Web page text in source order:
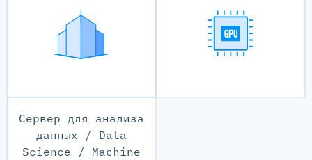
Сервер для анализа
данных / Data
Science / Machine